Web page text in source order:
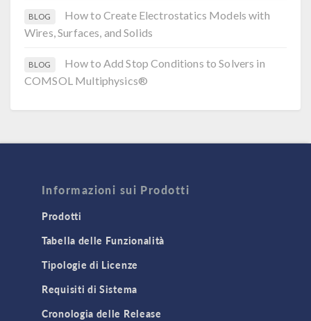
BLOG
How to Create Electrostatics Models with
Wires, Surfaces, and Solids
BLOG
How to Add Stop Conditions to Solvers in
COMSOL Multiphysics®
Informazioni sui Prodotti
Prodotti
Tabella delle Funzionalità
Tipologie di Licenze
Requisiti di Sistema
Cronologia delle Release